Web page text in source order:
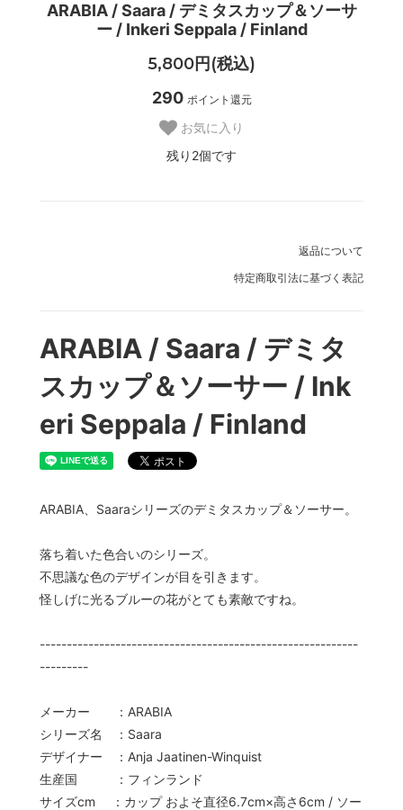
ARABIA / Saara / デミタスカップ＆ソーサ
ー / Inkeri Seppala / Finland
5,800円(税込)
290 ポイント還元
お気に入り
残り2個です
返品について
特定商取引法に基づく表記
ARABIA / Saara / デミタ
スカップ＆ソーサー / Ink
eri Seppala / Finland
ARABIA、Saaraシリーズのデミタスカップ＆ソーサー。
落ち着いた色合いのシリーズ。
不思議な色のデザインが目を引きます。
怪しげに光るブルーの花がとても素敵ですね。
-----------------------------------------------------------
---------
メーカー ：ARABIA
シリーズ名 ：Saara
デザイナー ：Anja Jaatinen-Winquist
生産国 ：フィンランド
サイズcm ：カップ およそ直径6.7cm×高さ6cm / ソー